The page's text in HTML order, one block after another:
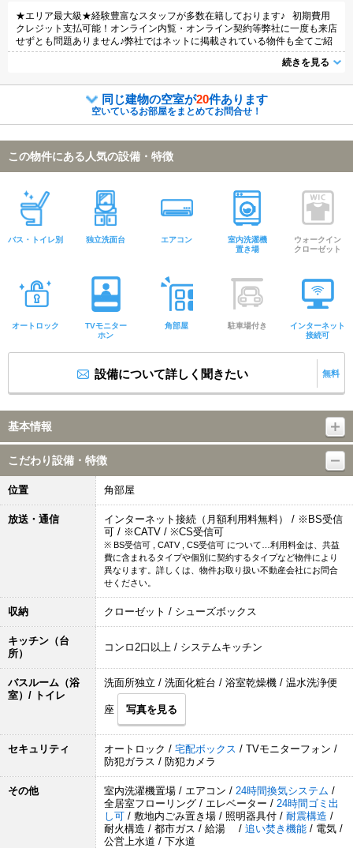
★エリア最大級★経験豊富なスタッフが多数在籍しております♪ 初期費用
クレジット支払可能！オンライン内覧・オンライン契約等弊社に一度も来店
せずとも問題ありません♪弊社ではネットに掲載されている物件も全てご紹
介可能になりますので気になる物件は全て申し付けください★
続きを見る
同じ建物の空室が20件あります
空いているお部屋をまとめてお問合せ！
この物件にある人気の設備・特徴
バス・トイレ別 独立洗面台 エアコン
室内洗濯機
置き場
ウォークイン
クローゼット
オートロック
TVモニター
ホン
角部屋 駐車場付き
インターネット
接続可
設備について詳しく聞きたい 無料
基本情報
こだわり設備・特徴
位置 角部屋
放送・通信
インターネット接続（月額利用料無料） / ※BS受信
可 / ※CATV / ※CS受信可
※ BS受信可 , CATV , CS受信可 について…利用料金は、共益
費に含まれるタイプや個別に契約するタイプなど物件により
異なります。詳しくは、物件お取り扱い不動産会社にお問合
せください。
収納 クローゼット / シューズボックス
キッチン（台
所）
コンロ2口以上 / システムキッチン
バスルーム（浴
室）/ トイレ
洗面所独立 / 洗面化粧台 / 浴室乾燥機 / 温水洗浄便
座 写真を見る
セキュリティ オートロック / 宅配ボックス / TVモニターフォン /
防犯ガラス / 防犯カメラ
その他 室内洗濯機置場 / エアコン / 24時間換気システム /
全居室フローリング / エレベーター / 24時間ゴミ出
し可 / 敷地内ごみ置き場 / 照明器具付 / 耐震構造 /
耐火構造 / 都市ガス / 給湯 / 追い焚き機能 / 電気 /
公営上水道 / 下水道